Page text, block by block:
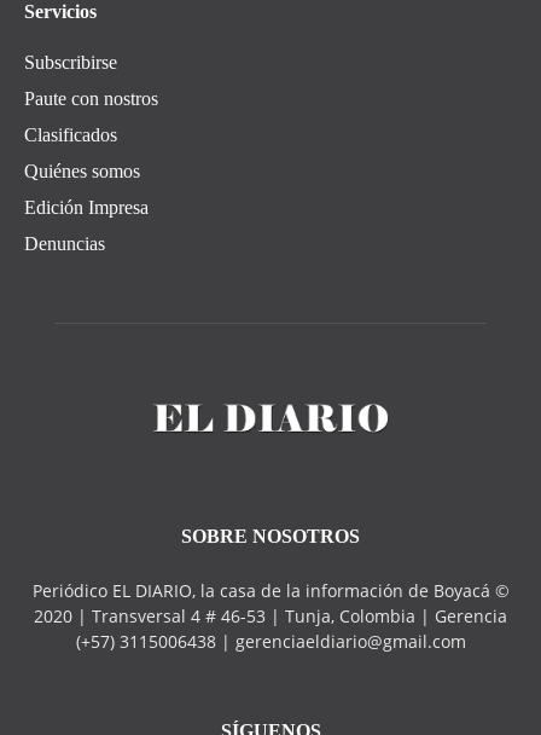
Servicios
Subscribirse
Paute con nostros
Clasificados
Quiénes somos
Edición Impresa
Denuncias
SOBRE NOSOTROS
Periódico EL DIARIO, la casa de la información de Boyacá ©
2020 | Transversal 4 # 46-53 | Tunja, Colombia | Gerencia
(+57) 3115006438 | gerenciaeldiario@gmail.com
SÍGUENOS